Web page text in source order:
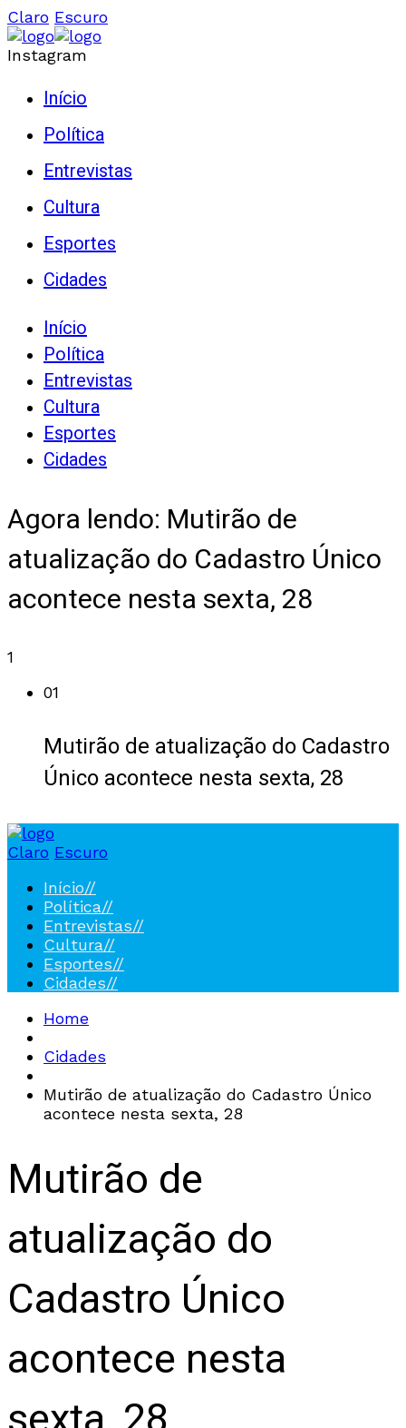
Claro Escuro
Instagram
Início
Política
Entrevistas
Cultura
Esportes
Cidades
Início
Política
Entrevistas
Cultura
Esportes
Cidades
Agora lendo: Mutirão de
atualização do Cadastro Único
acontece nesta sexta, 28
1
01
Mutirão de atualização do Cadastro
Único acontece nesta sexta, 28
Claro Escuro
Início//
Política//
Entrevistas//
Cultura//
Esportes//
Cidades//
Home
Cidades
Mutirão de atualização do Cadastro Único
acontece nesta sexta, 28
Mutirão de
atualização do
Cadastro Único
acontece nesta